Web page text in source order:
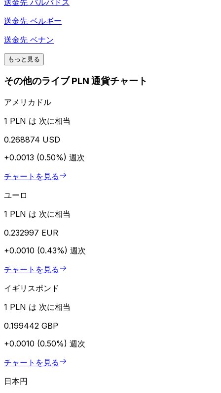
送金先 バルバドス
送金先 ベルギー
送金先 ベナン
もっと見る
その他のライブ PLN 通貨チャート
アメリカドル
1 PLN は 次に相当
0.268874 USD
+0.0013 (0.50%) 週次
チャートを見る
ユーロ
1 PLN は 次に相当
0.232997 EUR
+0.0010 (0.43%) 週次
チャートを見る
イギリスポンド
1 PLN は 次に相当
0.199442 GBP
+0.0010 (0.50%) 週次
チャートを見る
日本円